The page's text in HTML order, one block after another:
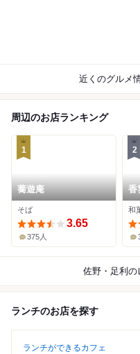
近くのグルメ
周辺のお店ランキング
1
蕎遊庵
そば
3.65
375人
2
香
和
佐野・足利 の
ランチのお店を探す
ランチができるカフェ